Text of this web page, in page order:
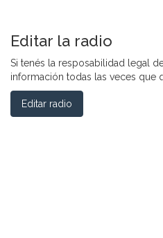
Editar la radio
Si tenés la resposabilidad legal
información todas las veces que
Editar radio